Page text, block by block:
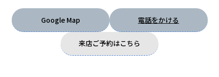
Google Map 電話をかける
来店ご予約はこちら